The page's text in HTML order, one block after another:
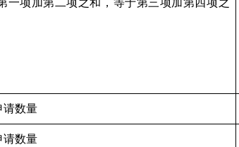
一项加第二项之和，等于第三项加第四项之
请数量
请数量